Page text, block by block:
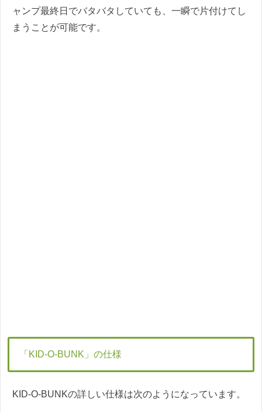
ャンプ最終日でバタバタしていても、一瞬で片付けてし
まうことが可能です。
「KID-O-BUNK」の仕様
KID-O-BUNKの詳しい仕様は次のようになっています。